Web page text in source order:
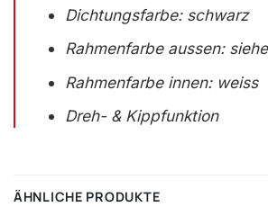
Dichtungsfarbe: schwarz
Rahmenfarbe aussen:
Rahmenfarbe innen: weiss
Dreh- & Kippfunktion
ÄHNLICHE PRODUKTE